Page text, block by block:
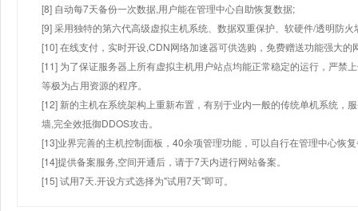
[8] 自动每7天备份一次数据,用户能在管理中心自助恢复数据;
[9] 采用独特的第六代高级虚拟主机系统、数据双重保护、软硬件/透明防火
[10] 在线支付，实时开设,CDN网络加速器可供选购，免费赠送功能强大
[11] 为了保证服务器上所有虚拟主机用户站点均能正常稳定的运行，严禁
等极为占用资源的程序。
[12] 新的主机在系统架构上重新布置，有别于业内一般的传统单机系统，
墙,完全效抵御DDOS攻击。
[13]业界完善的主机控制面板，40余项管理功能，可以自行在管理中心恢
[14]提供备案服务,空间开通后，请于7天内进行网站备案。
[15] 试用7天.开设方式选择为"试用7天"即可。